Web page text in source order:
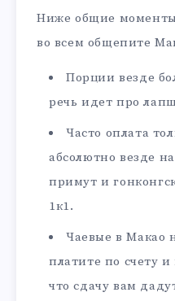
Ниже общие
во всем общепите
Порции везде
речь идет про
Часто оплата
абсолютно везде
примут и
1к1.
Чаевые в Макао
платите по счету
что сдачу вам